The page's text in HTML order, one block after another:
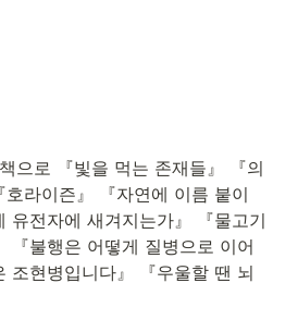
으로 『빛을 먹는 존재들』 『의
라이즌』 『자연에 이름 붙이
유전자에 새겨지는가』 『물고기
『불행은 어떻게 질병으로 이어
조현병입니다』 『우울할 땐 뇌